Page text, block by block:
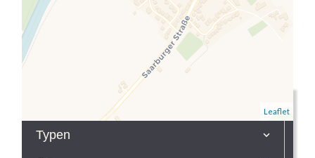
Leaflet
Typen